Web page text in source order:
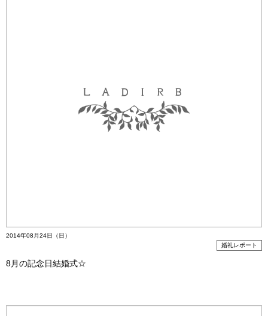
2014年08月24日（日）
婚礼レポート
8月の記念日結婚式☆